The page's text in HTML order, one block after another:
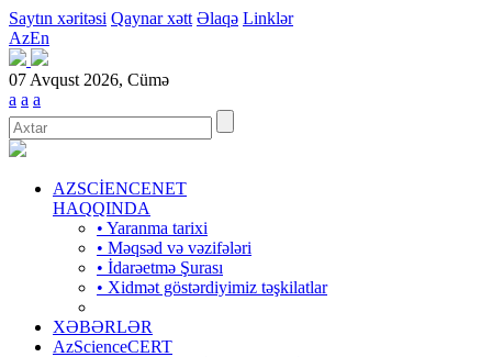
Saytın xəritəsi Qaynar xətt Əlaqə Linklər
AzEn
07 Avqust 2026, Cümə
a a a
AZSCİENCENET
HAQQINDA
• Yaranma tarixi
• Məqsəd və vəzifələri
• İdarəetmə Şurası
• Xidmət göstərdiyimiz təşkilatlar
XƏBƏRLƏR
AzScienceCERT